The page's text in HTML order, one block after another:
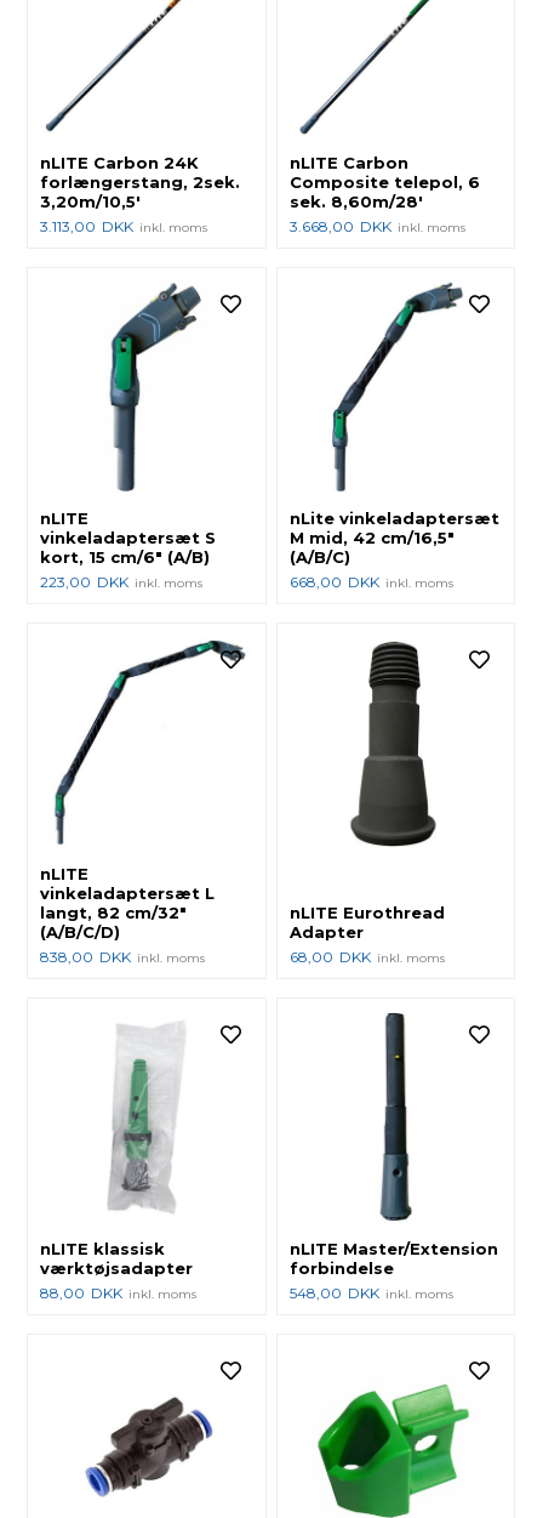
nLITE Carbon 24K
forlængerstang, 2sek.
3,20m/10,5'
3.113,00 DKK inkl. moms
nLITE Carbon
Composite telepol, 6
sek. 8,60m/28'
3.668,00 DKK inkl. moms
nLITE
vinkeladaptersæt S
kort, 15 cm/6" (A/B)
223,00 DKK inkl. moms
nLite vinkeladaptersæt
M mid, 42 cm/16,5"
(A/B/C)
668,00 DKK inkl. moms
nLITE
vinkeladaptersæt L
langt, 82 cm/32"
(A/B/C/D)
838,00 DKK inkl. moms
nLITE Eurothread
Adapter
68,00 DKK inkl. moms
nLITE klassisk
værktøjsadapter
88,00 DKK inkl. moms
nLITE Master/Extension
forbindelse
548,00 DKK inkl. moms